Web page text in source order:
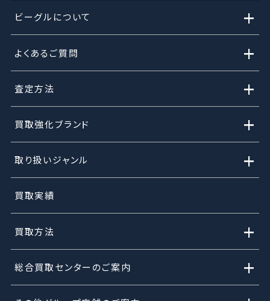
ビーグルについて +
よくあるご質問 +
査定方法 +
買取強化ブランド +
取り扱いジャンル +
買取実績
買取方法 +
総合買取センターのご案内 +